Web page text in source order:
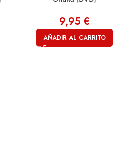
9,95 €
AÑADIR AL CARRITO